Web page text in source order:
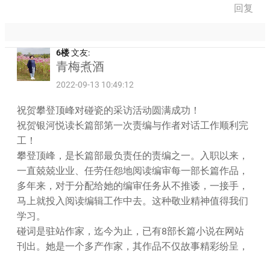
回复
6楼文友:
青梅煮酒
2022-09-13 10:49:12
祝贺攀登顶峰对碰瓷的采访活动圆满成功！
祝贺银河悦读长篇部第一次责编与作者对话工作顺利完
工！
攀登顶峰，是长篇部最负责任的责编之一。入职以来，
一直兢兢业业、任劳任怨地阅读编审每一部长篇作品，
多年来，对于分配给她的编审任务从不推诿，一接手，
马上就投入阅读编辑工作中去。这种敬业精神值得我们
学习。
碰词是驻站作家，迄今为止，已有8部长篇小说在网站
刊出。她是一个多产作家，其作品不仅故事精彩纷呈，